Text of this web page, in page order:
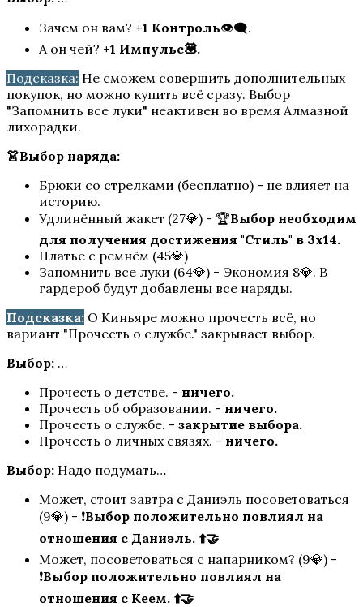
Кали: Пламя Сансары
W: Ловчая Времени
Любовь, Грех и Зло
Зачем он вам? +1 Контроль👁️‍🗨️.
А он чей? +1 Импульс💟.
Подсказка: Не сможем совершить дополнительных
покупок, но можно купить всё сразу. Выбор
"Запомнить все луки" неактивен во время Алмазной
лихорадки.
👗Выбор наряда:
Брюки со стрелками (бесплатно) - не влияет на
историю.
Удлинённый жакет (27💎) - 🏆Выбор необходим
для получения достижения "Стиль" в 3х14.
Платье с ремнём (45💎)
Запомнить все луки (64💎) - Экономия 8💎. В
гардероб будут добавлены все наряды.
Подсказка: О Киньяре можно прочесть всё, но
вариант "Прочесть о службе." закрывает выбор.
Выбор: …
Прочесть о детстве. - ничего.
Прочесть об образовании. - ничего.
Прочесть о службе. - закрытие выбора.
Прочесть о личных связях. - ничего.
Выбор: Надо подумать…
Может, стоит завтра с Даниэль посоветоваться
(9💎) - ❗Выбор положительно повлиял на
отношения с Даниэль. ⬆️🤝
Может, посоветоваться с напарником? (9💎) -
❗Выбор положительно повлиял на
отношения с Кеем. ⬆️🤝